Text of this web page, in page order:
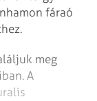
fáraó
meg
A